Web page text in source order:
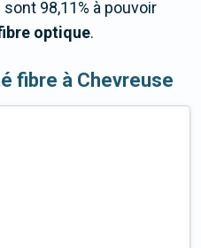
98,11% à pouvoir
optique.
fibre à Chevreuse